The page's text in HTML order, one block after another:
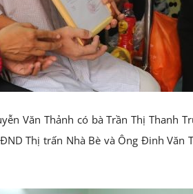
Văn Thảnh có bà Trần Thị Thanh
Thị trấn Nhà Bè và Ông Đinh Văn